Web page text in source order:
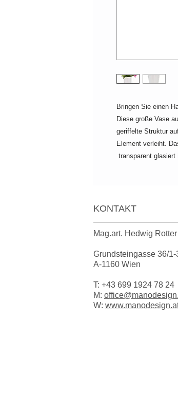
Bringen Sie einen
Diese große Vase
geriffelte Struktur
Element verleiht.
transparent glasiert
KONTAKT
Mag.art. Hedwig Rotter
Grundsteingasse 36/1-
A-1160 Wien
T: +43 699 1924 78 24
M:
W: